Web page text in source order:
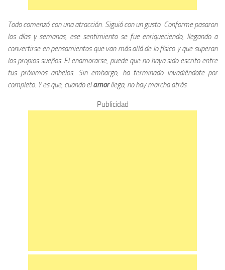
Todo comenzó con una atracción. Siguió con un gusto. Conforme pasaron
los días y semanas, ese sentimiento se fue enriqueciendo, llegando a
convertirse en pensamientos que van más allá de lo físico y que superan
los propios sueños. El enamorarse, puede que no haya sido escrito entre
tus próximos anhelos. Sin embargo, ha terminado invadiéndote por
completo. Y es que, cuando elamorllega, no hay marcha atrás.
Publicidad